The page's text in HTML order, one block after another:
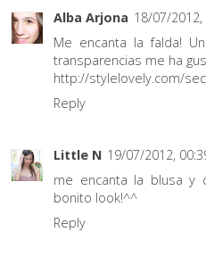
Alba Arjona 18/07/2012,
Me encanta la falda!
transparencias me ha
http://stylelovely.com/
Reply
Little N 19/07/2012,
me encanta la blusa y
bonito look!^^
Reply